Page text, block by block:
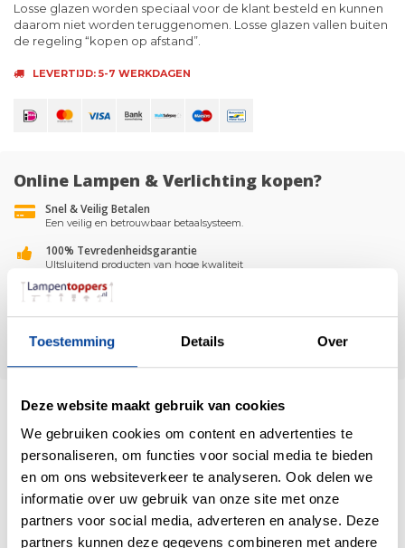
Toestemming Details Over
Deze website maakt gebruik van cookies
We gebruiken cookies om content en advertenties te
personaliseren, om functies voor social media te bieden
en om ons websiteverkeer te analyseren. Ook delen we
informatie over uw gebruik van onze site met onze
partners voor social media, adverteren en analyse. Deze
partners kunnen deze gegevens combineren met andere
Losse glazen worden speciaal voor de klant besteld en kunnen
daarom niet worden teruggenomen. Losse glazen vallen buiten
de regeling “kopen op afstand”.
LEVERTIJD: 5-7 WERKDAGEN
Online Lampen & Verlichting kopen?
Snel & Veilig Betalen
Een veilig en betrouwbaar betaalsysteem.
100% Tevredenheidsgarantie
UItsluitend producten van hoge kwaliteit
Gratis Bezorging & Gratis Retour!
30 Dagen Retourrecht
Retourneren is gratis en eenvoudig *muv Lampenkappen op Maat
8.9 / 10